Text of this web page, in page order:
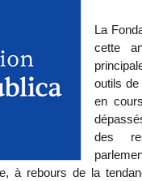
La
cette
outils
en
des
à rebours de la